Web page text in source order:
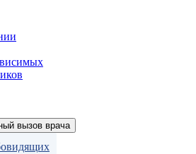
вызов врача